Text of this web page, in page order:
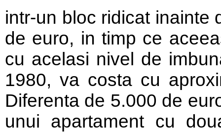
intr-un bloc ridicat inainte
de euro, in timp ce
cu acelasi nivel de
1980, va costa cu
Diferenta de 5.000 de
unui apartament cu